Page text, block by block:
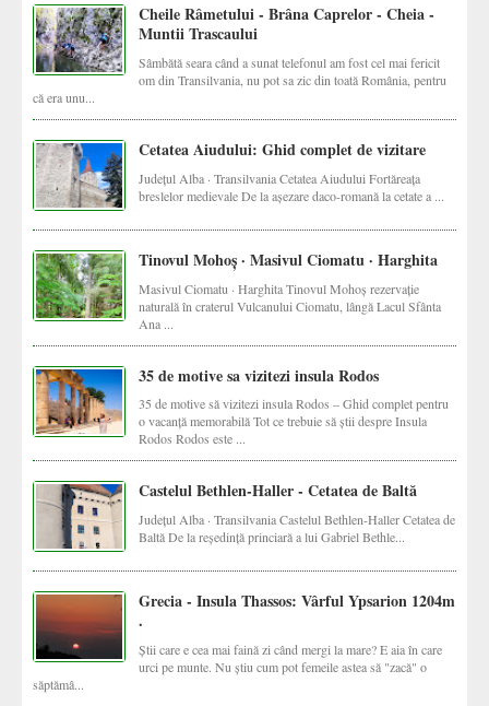
Cheile Râmetului - Brâna Caprelor - Cheia -
Muntii Trascaului
Sâmbătă seara când a sunat telefonul am fost cel mai fericit
om din Transilvania, nu pot sa zic din toată România, pentru
că era unu...
Cetatea Aiudului: Ghid complet de vizitare
Județul Alba · Transilvania Cetatea Aiudului Fortăreața
breslelor medievale De la așezare daco-romană la cetate a ...
Tinovul Mohoș · Masivul Ciomatu · Harghita
Masivul Ciomatu · Harghita Tinovul Mohoș rezervație
naturală în craterul Vulcanului Ciomatu, lângă Lacul Sfânta
Ana ...
35 de motive sa vizitezi insula Rodos
35 de motive să vizitezi insula Rodos – Ghid complet pentru
o vacanță memorabilă Tot ce trebuie să știi despre Insula
Rodos Rodos este ...
Castelul Bethlen-Haller - Cetatea de Baltă
Județul Alba · Transilvania Castelul Bethlen-Haller Cetatea de
Baltă De la reședință princiară a lui Gabriel Bethle...
Grecia - Insula Thassos: Vârful Ypsarion 1204m
.
Știi care e cea mai faină zi când mergi la mare? E aia în care
urci pe munte. Nu știu cum pot femeile astea să "zacă" o
săptămâ...